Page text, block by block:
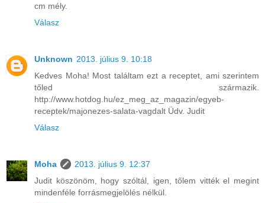
cm mély.
Válasz
Unknown 2013. július 9. 10:18
Kedves Moha! Most találtam ezt a receptet, ami szerintem
tőled származik.
http://www.hotdog.hu/ez_meg_az_magazin/egyeb-
receptek/majonezes-salata-vagdalt Üdv. Judit
Válasz
Moha
2013. július 9. 12:37
Judit köszönöm, hogy szóltál, igen, tőlem vitték el megint
mindenféle forrásmegjelölés nélkül.